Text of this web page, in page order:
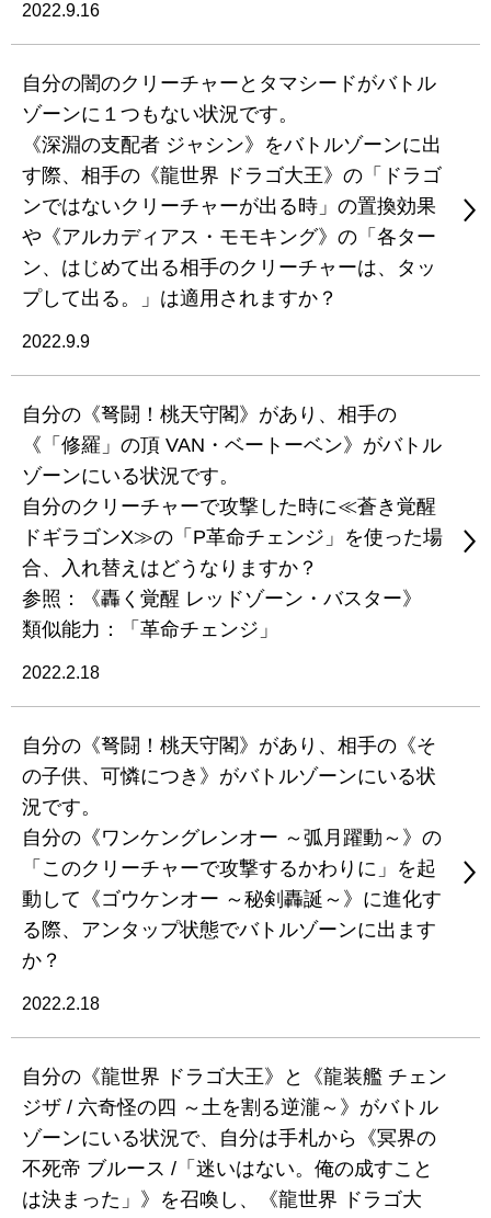
2022.9.16
自分の闇のクリーチャーとタマシードがバトル
ゾーンに１つもない状況です。
《深淵の支配者 ジャシン》をバトルゾーンに出
す際、相手の《龍世界 ドラゴ大王》の「ドラゴ
ンではないクリーチャーが出る時」の置換効果
や《アルカディアス・モモキング》の「各ター
ン、はじめて出る相手のクリーチャーは、タッ
プして出る。」は適用されますか？
2022.9.9
自分の《弩闘！桃天守閣》があり、相手の
《「修羅」の頂 VAN・ベートーベン》がバトル
ゾーンにいる状況です。
自分のクリーチャーで攻撃した時に≪蒼き覚醒
ドギラゴンX≫の「P革命チェンジ」を使った場
合、入れ替えはどうなりますか？
参照：《轟く覚醒 レッドゾーン・バスター》
類似能力：「革命チェンジ」
2022.2.18
自分の《弩闘！桃天守閣》があり、相手の《そ
の子供、可憐につき》がバトルゾーンにいる状
況です。
自分の《ワンケングレンオー ～弧月躍動～》の
「このクリーチャーで攻撃するかわりに」を起
動して《ゴウケンオー ～秘剣轟誕～》に進化す
る際、アンタップ状態でバトルゾーンに出ます
か？
2022.2.18
自分の《龍世界 ドラゴ大王》と《龍装艦 チェン
ジザ / 六奇怪の四 ～土を割る逆瀧～》がバトル
ゾーンにいる状況で、自分は手札から《冥界の
不死帝 ブルース /「迷いはない。俺の成すこと
は決まった」》を召喚し、《龍世界 ドラゴ大